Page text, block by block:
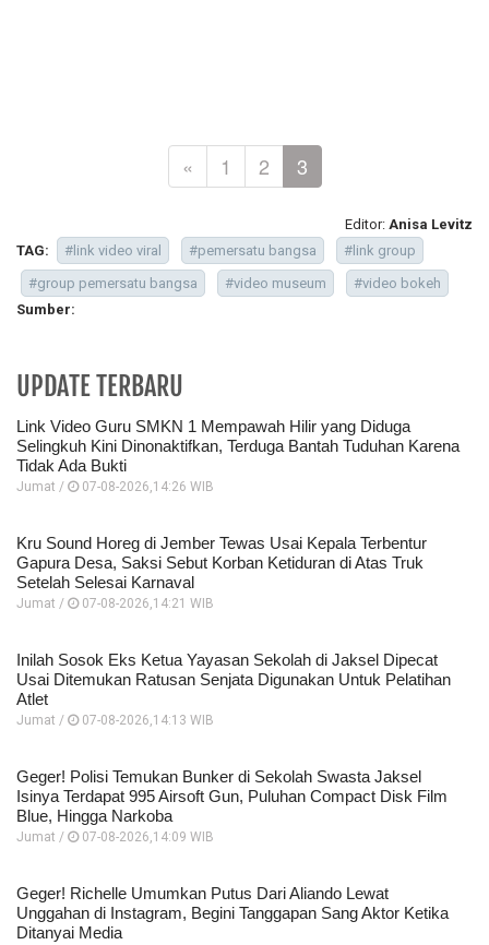
« 1 2 3
Editor: Anisa Levitz
TAG:
#link video viral #pemersatu bangsa
#link group
#group pemersatu bangsa
#video museum
#video bokeh
Sumber:
UPDATE TERBARU
Link Video Guru SMKN 1 Mempawah Hilir yang Diduga
Selingkuh Kini Dinonaktifkan, Terduga Bantah Tuduhan Karena
Tidak Ada Bukti
Jumat / 07-08-2026,14:26 WIB
Kru Sound Horeg di Jember Tewas Usai Kepala Terbentur
Gapura Desa, Saksi Sebut Korban Ketiduran di Atas Truk
Setelah Selesai Karnaval
Jumat / 07-08-2026,14:21 WIB
Inilah Sosok Eks Ketua Yayasan Sekolah di Jaksel Dipecat
Usai Ditemukan Ratusan Senjata Digunakan Untuk Pelatihan
Atlet
Jumat / 07-08-2026,14:13 WIB
Geger! Polisi Temukan Bunker di Sekolah Swasta Jaksel
Isinya Terdapat 995 Airsoft Gun, Puluhan Compact Disk Film
Blue, Hingga Narkoba
Jumat / 07-08-2026,14:09 WIB
Geger! Richelle Umumkan Putus Dari Aliando Lewat
Unggahan di Instagram, Begini Tanggapan Sang Aktor Ketika
Ditanyai Media